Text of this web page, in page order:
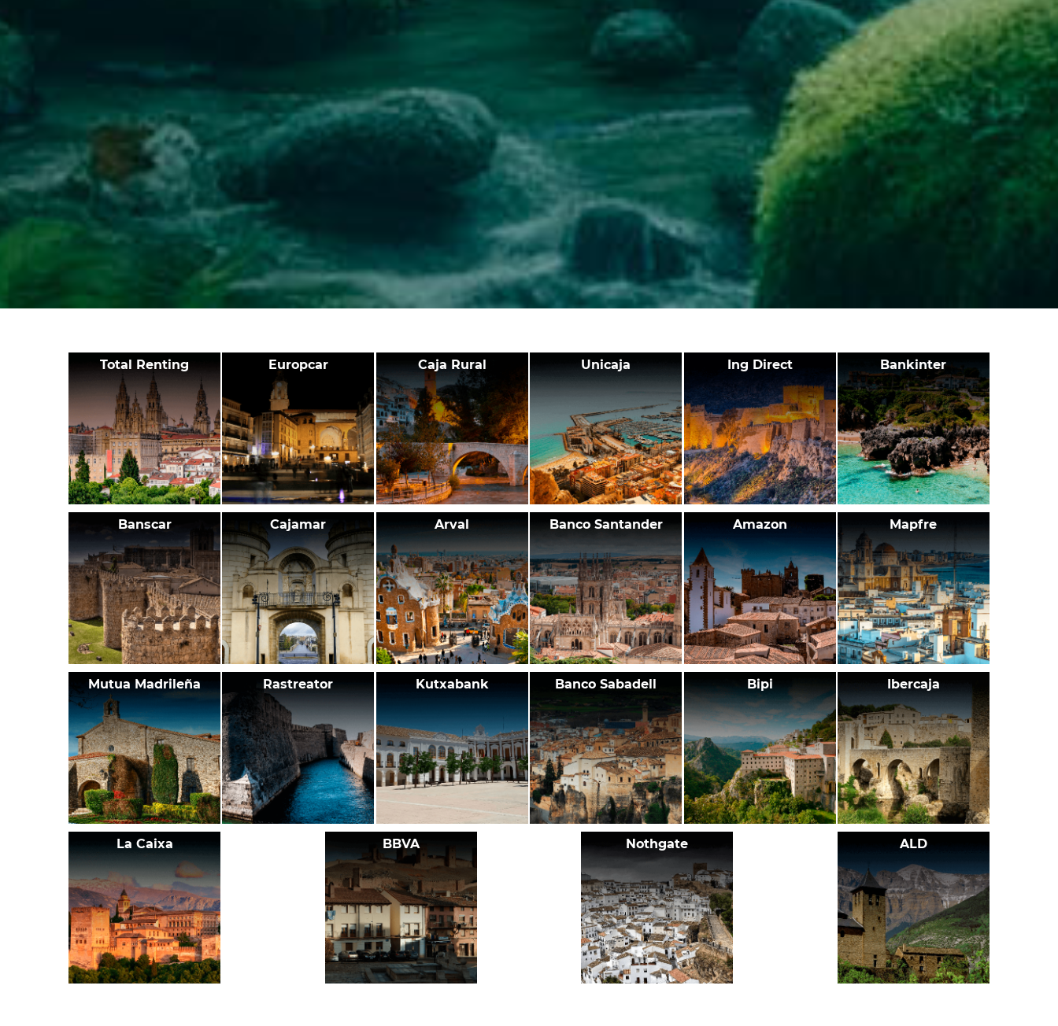
Total Renting Europcar Caja Rural Unicaja Ing Direct Bankinter
Banscar Cajamar Arval Banco Santander Amazon Mapfre
Mutua Madrileña Rastreator Kutxabank Banco Sabadell Bipi Ibercaja
La Caixa BBVA Nothgate ALD